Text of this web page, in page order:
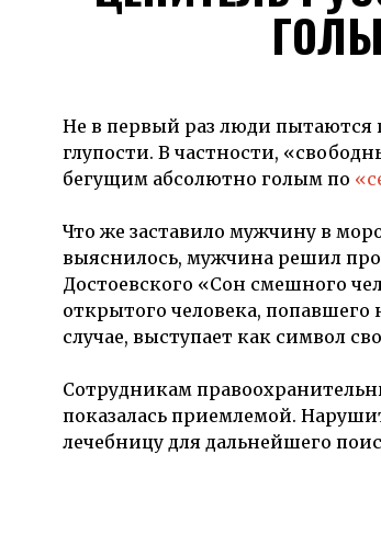
Не в первый раз люди пытаются
глупости. В частности,
бегущим абсолютно голым по
Что же заставило мужчину в
выяснилось, мужчина решил
Достоевского «Сон смешного
открытого человека,
случае, выступает как символ
Сотрудникам
показалась приемлемой.
лечебницу для дальнейшего